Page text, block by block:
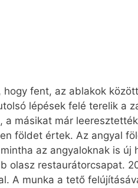
fent, az ablakok
lépések felé terelik a
a másikat már
földet értek. Az angyal
az angyaloknak is új
olasz restaurátor­csapat.
A munka a tető